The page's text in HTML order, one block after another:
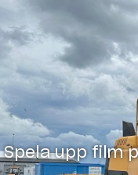
Spela upp film